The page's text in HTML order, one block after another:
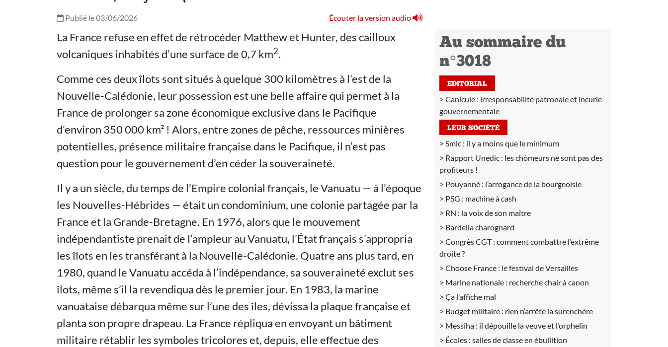
Publié le 03/06/2026 Écouter la version audio
La France refuse en effet de rétrocéder Matthew et Hunter, des cailloux
volcaniques inhabités d’une surface de 0,7 km2.
Comme ces deux îlots sont situés à quelque 300 kilomètres à l’est de la
Nouvelle-Calédonie, leur possession est une belle affaire qui permet à la
France de prolonger sa zone économique exclusive dans le Pacifique
d’environ 350 000 km² ! Alors, entre zones de pêche, ressources minières
potentielles, présence militaire française dans le Pacifique, il n’est pas
question pour le gouvernement d’en céder la souveraineté.
Il y a un siècle, du temps de l’Empire colonial français, le Vanuatu — à l’époque
les Nouvelles-Hébrides — était un condominium, une colonie partagée par la
France et la Grande-Bretagne. En 1976, alors que le mouvement
indépendantiste prenait de l’ampleur au Vanuatu, l’État français s’appropria
les îlots en les transférant à la Nouvelle-Calédonie. Quatre ans plus tard, en
1980, quand le Vanuatu accéda à l’indépendance, sa souveraineté exclut ses
îlots, même s’il la revendiqua dès le premier jour. En 1983, la marine
vanuataise débarqua même sur l’une des îles, dévissa la plaque française et
planta son propre drapeau. La France répliqua en envoyant un bâtiment
militaire rétablir les symboles tricolores et, depuis, elle effectue des
Au sommaire du
n°3018
EDITORIAL
Canicule : irresponsabilité patronale et incurie
gouvernementale
LEUR SOCIÉTÉ
Smic : il y a moins que le minimum
Rapport Unedic : les chômeurs ne sont pas des
profiteurs !
Pouyanné : l’arrogance de la bourgeoisie
PSG : machine à cash
RN : la voix de son maître
Bardella charognard
Congrès CGT : comment combattre l’extrême
droite ?
Choose France : le festival de Versailles
Marine nationale : recherche chair à canon
Ça l’affiche mal
Budget militaire : rien n’arrête la surenchère
Messiha : il dépouille la veuve et l’orphelin
Écoles : salles de classe en ébullition